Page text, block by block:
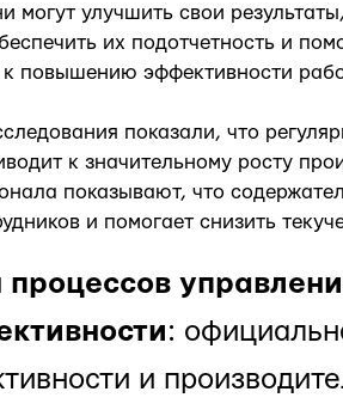
могут улучшить свои
их подотчетность и
к повышению эффективности
показали, что
к значительному росту
показывают, что
и помогает снизить
:
и